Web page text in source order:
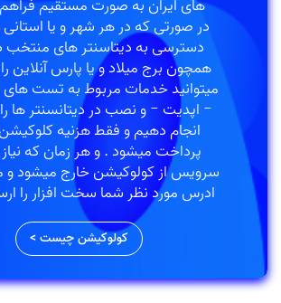
های ایران به صورت مستقیم
در صورتی که در هر شهر و یا
دسترسی به دیتاسنتر های منتخب
همچون برج میلاد و یا پارس آنلاین را
میتوانید خدمات مربوط به تست های
− اپدیت − و نصب در دیتانسنتر ها
انجام دهیم و فقط هزنیه
پرداخت میشود . و هر زمان که
سرویس از کولوکیشن خارج میشود و
ادرس مورد نظر شما سخت افزار را
کولوکیشن چیست >